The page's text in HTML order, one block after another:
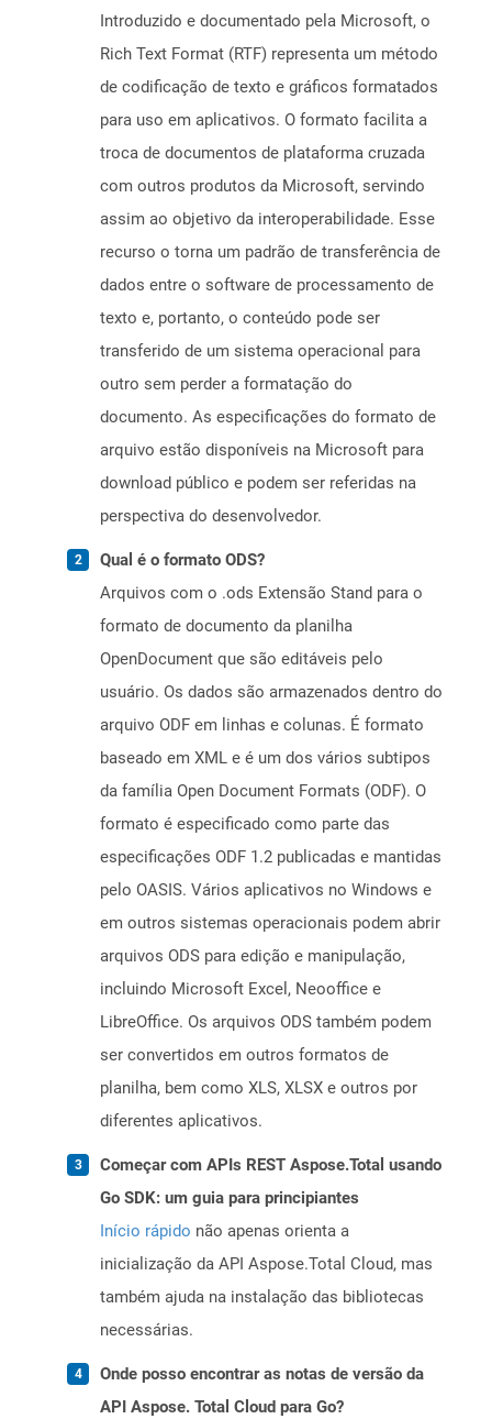
Introduzido e documentado pela Microsoft, o
Rich Text Format (RTF) representa um método
de codificação de texto e gráficos formatados
para uso em aplicativos. O formato facilita a
troca de documentos de plataforma cruzada
com outros produtos da Microsoft, servindo
assim ao objetivo da interoperabilidade. Esse
recurso o torna um padrão de transferência de
dados entre o software de processamento de
texto e, portanto, o conteúdo pode ser
transferido de um sistema operacional para
outro sem perder a formatação do
documento. As especificações do formato de
arquivo estão disponíveis na Microsoft para
download público e podem ser referidas na
perspectiva do desenvolvedor.
Qual é o formato ODS?
Arquivos com o .ods Extensão Stand para o
formato de documento da planilha
OpenDocument que são editáveis ​​pelo
usuário. Os dados são armazenados dentro do
arquivo ODF em linhas e colunas. É formato
baseado em XML e é um dos vários subtipos
da família Open Document Formats (ODF). O
formato é especificado como parte das
especificações ODF 1.2 publicadas e mantidas
pelo OASIS. Vários aplicativos no Windows e
em outros sistemas operacionais podem abrir
arquivos ODS para edição e manipulação,
incluindo Microsoft Excel, Neooffice e
LibreOffice. Os arquivos ODS também podem
ser convertidos em outros formatos de
planilha, bem como XLS, XLSX e outros por
diferentes aplicativos.
Começar com APIs REST Aspose.Total usando
Go SDK: um guia para principiantes
Início rápido não apenas orienta a
inicialização da API Aspose.Total Cloud, mas
também ajuda na instalação das bibliotecas
necessárias.
Onde posso encontrar as notas de versão da
API Aspose. Total Cloud para Go?